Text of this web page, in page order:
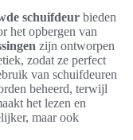
schuifdeur bieden
het opbergen van
zijn ontworpen
zodat ze perfect
van schuifdeuren
beheerd, terwijl
het lezen en
maar ook